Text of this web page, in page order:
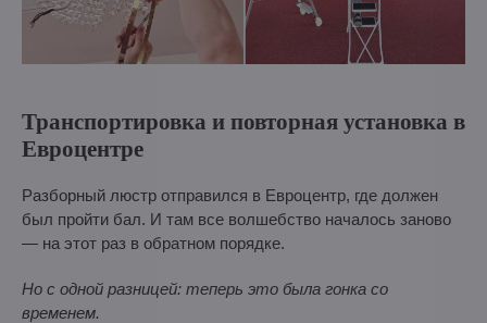
Транспортировка и повторная установка в
Евроцентре
Разборный люстр отправился в Евроцентр, где должен
был пройти бал. И там все волшебство началось заново
— на этот раз в обратном порядке.
Но с одной разницей: теперь это была гонка со
временем.